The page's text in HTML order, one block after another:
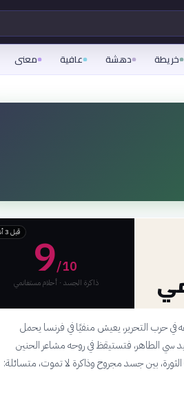
خريطة دهشة عافية معنى
قبل 3 أشهر 9/10
ذاكرة الجسد · أحلام مستغانمي
في حرب التحرير، يعيش منفيًا في فرنسا يحمل
سي الطاهر، فتستيقظ في روحه مشاعر الحنين
بين جسد مجروح وذاكرة لا تموت، متسائلة: